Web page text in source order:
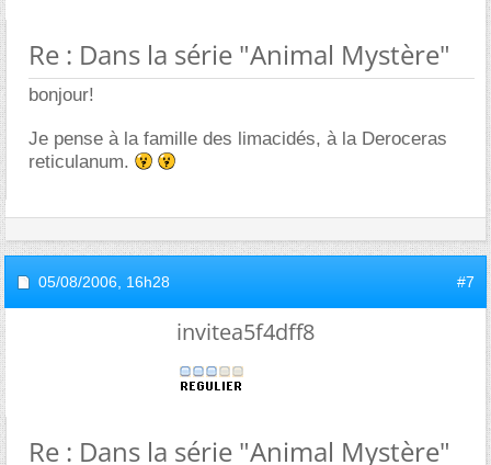
Re : Dans la série "Animal Mystère"
bonjour!
Je pense à la famille des limacidés, à la Deroceras
reticulanum.
05/08/2006, 16h28 #7
invitea5f4dff8
Re : Dans la série "Animal Mystère"